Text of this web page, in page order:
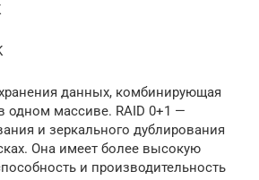
данных, комбинирующая
одном массиве. RAID 0+1 —
и зеркального дублирования
Она имеет более высокую
и производительность